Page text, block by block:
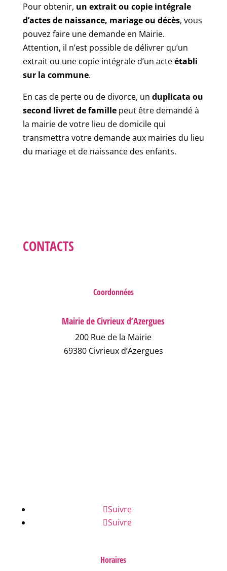
Pour obtenir, un extrait ou copie intégrale
d’actes de naissance, mariage ou décès, vous
pouvez faire une demande en Mairie.
Attention, il n’est possible de délivrer qu’un
extrait ou une copie intégrale d’un acteétabli
sur la commune.
En cas de perte ou de divorce, un duplicata ou
second livret de famillepeut être demandé à
la mairie de votre lieu de domicile qui
transmettra votre demande aux mairies du lieu
du mariage et de naissance des enfants.
CONTACTS
Coordonnées
Mairie de Civrieux d’Azergues
200 Rue de la Mairie
69380 Civrieux d’Azergues
Suivre
Suivre
Horaires